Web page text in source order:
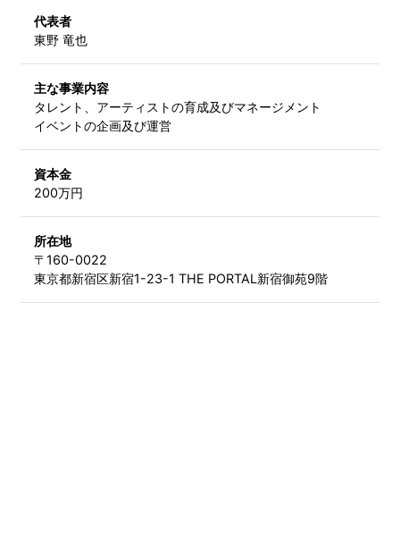
代表者
東野 竜也
主な事業内容
タレント、アーティストの育成及びマネージメント
イベントの企画及び運営
資本金
200万円
所在地
〒160-0022
東京都新宿区新宿1-23-1 THE PORTAL新宿御苑9階